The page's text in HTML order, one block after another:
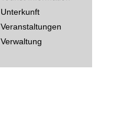
Unterkunft
Veranstaltungen
Verwaltung